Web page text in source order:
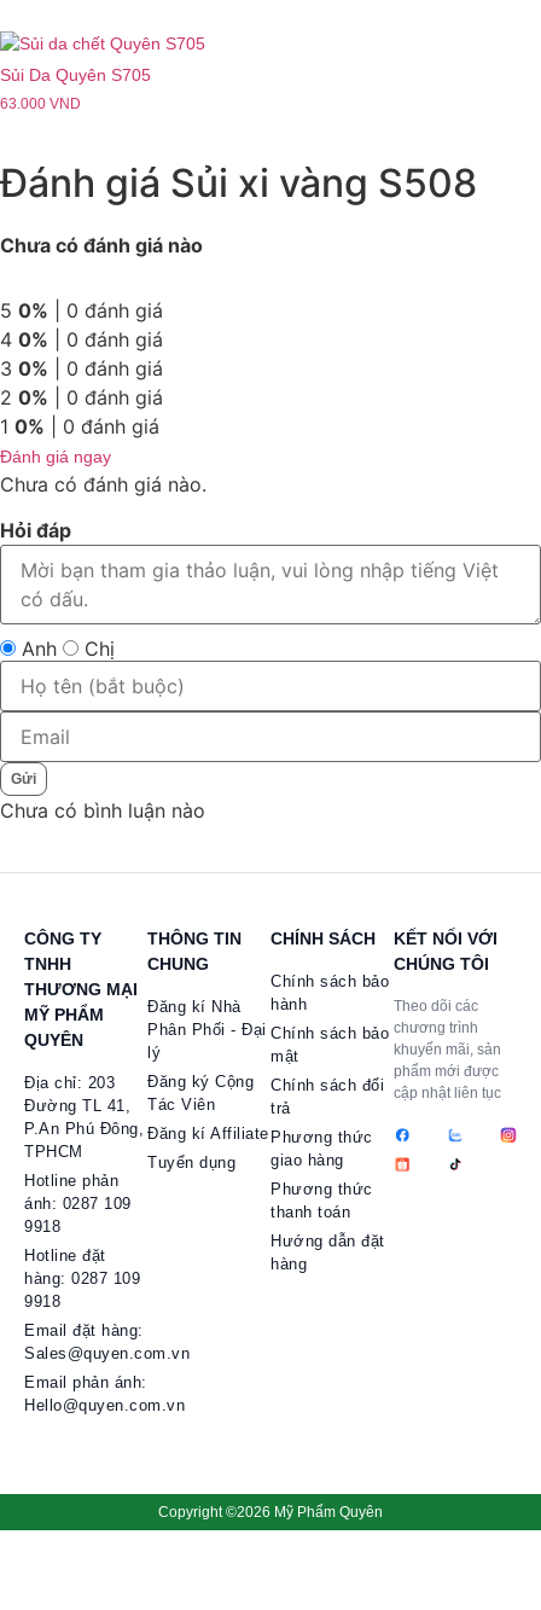
Sủi Da Quyên S705
63.000 VND
Đánh giá Sủi xi vàng S508
Chưa có đánh giá nào
5 0% | 0 đánh giá
4 0% | 0 đánh giá
3 0% | 0 đánh giá
2 0% | 0 đánh giá
1 0% | 0 đánh giá
Đánh giá ngay
Chưa có đánh giá nào.
Hỏi đáp
Anh Chị
Gửi
Chưa có bình luận nào
CÔNG TY
TNHH
THƯƠNG MẠI
MỸ PHẨM
QUYÊN
Địa chỉ: 203
Đường TL 41,
P.An Phú Đông,
TPHCM
Hotline phản
ánh: 0287 109
9918
Hotline đặt
hàng: 0287 109
9918​
Email đặt hàng:
Sales@quyen.com.vn
Email phản ánh:
Hello@quyen.com.vn
THÔNG TIN
CHUNG
Đăng kí Nhà
Phân Phối - Đại
lý
Đăng ký Cộng
Tác Viên
Đăng kí Affiliate
Tuyển dụng
CHÍNH SÁCH
Chính sách bảo
hành
Chính sách bảo
mật
Chính sách đổi
trả
Phương thức
giao hàng
Phương thức
thanh toán
Hướng dẫn đặt
hàng
KẾT NỐI VỚI
CHÚNG TÔI
Theo dõi các
chương trình
khuyến mãi, sản
phẩm mới được
cập nhật liên tục
Copyright ©2026 Mỹ Phẩm Quyên